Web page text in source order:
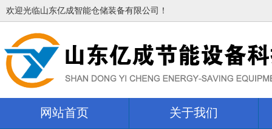
欢迎光临山东亿成智能仓储装备有限公司！
网站首页 关于我们